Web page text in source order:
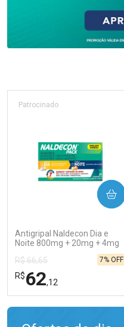
Antigripal Naldecon Dia e
Noite 800mg + 20mg + 4mg
Patrocinado
R$ 66,65
R$62,12
7% OFF
COMPRAR